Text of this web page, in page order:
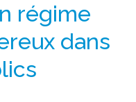
régime
dans